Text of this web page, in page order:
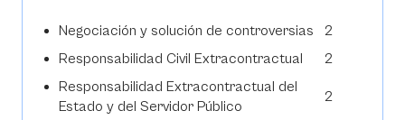
Negociación y solución de controversias
2
Responsabilidad Civil Extracontractual
2
Responsabilidad Extracontractual del
Estado y del Servidor Público
2